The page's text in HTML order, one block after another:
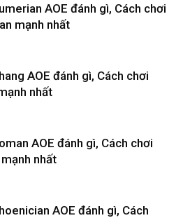
AOE đánh gì, Cách chơi
mạnh nhất
AOE đánh gì, Cách chơi
nhất
AOE đánh gì, Cách chơi
nhất
AOE đánh gì, Cách